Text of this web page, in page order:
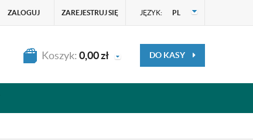
ZALOGUJ ZAREJESTRUJ SIĘ JĘZYK: PL
Koszyk: 0,00zł DO KASY